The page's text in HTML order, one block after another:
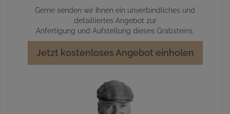
Gerne senden wir Ihnen ein unverbindliches und
detailliertes Angebot zur
Anfertigung und Aufstellung dieses Grabsteins.
Jetzt kostenloses Angebot einholen